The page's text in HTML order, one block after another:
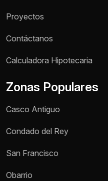
Proyectos
Contáctanos
Calculadora Hipotecaria
Zonas Populares
Casco Antiguo
Condado del Rey
San Francisco
Obarrio